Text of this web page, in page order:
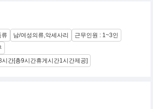
파드와 같은 애니멀 프린팅을 활용하고 몸매가
구하는 등 화려하고 관능적인 디자인의 의상
.
고 섹슈얼한 이미지가 어우러져 누구도 흉내내
창조하고 있으며, 이런 화려한 디자인 덕분에 마
무어(Demi Moore), 니콜 키드먼(Nicole
등 세계적인 스타들의 지지를 받아왔습
류 남/여성의류,악세사리
근무인원 : 1~3인
시간[총9시간휴게시간1시간제공]